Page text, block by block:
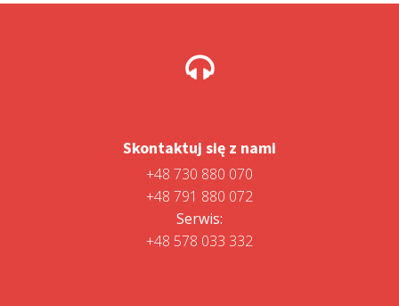
Skontaktuj się z nami
+48 730 880 070
+48 791 880 072
Serwis:
+48 578 033 332